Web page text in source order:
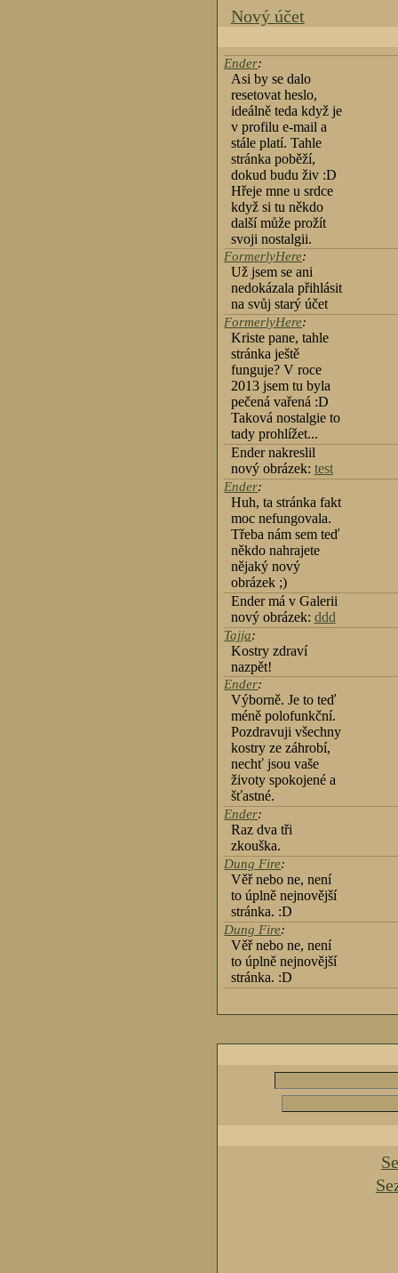
Nový účet
Ender:
Asi by se dalo
resetovat heslo,
ideálně teda když je
v profilu e-mail a
stále platí. Tahle
stránka poběží,
dokud budu živ :D
Hřeje mne u srdce
když si tu někdo
další může prožít
svoji nostalgii.
FormerlyHere:
Už jsem se ani
nedokázala přihlásit
na svůj starý účet
FormerlyHere:
Kriste pane, tahle
stránka ještě
funguje? V roce
2013 jsem tu byla
pečená vařená :D
Taková nostalgie to
tady prohlížet...
Ender nakreslil
nový obrázek: test
Ender:
Huh, ta stránka fakt
moc nefungovala.
Třeba nám sem teď
někdo nahrajete
nějaký nový
obrázek ;)
Ender má v Galerii
nový obrázek: ddd
Tajja:
Kostry zdraví
nazpět!
Ender:
Výborně. Je to teď
méně polofunkční.
Pozdravuji všechny
kostry ze záhrobí,
nechť jsou vaše
životy spokojené a
šťastné.
Ender:
Raz dva tři
zkouška.
Dung Fire:
Věř nebo ne, není
to úplně nejnovější
stránka. :D
Dung Fire:
Věř nebo ne, není
to úplně nejnovější
stránka. :D